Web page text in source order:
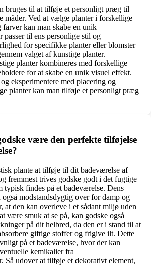
bruges til at tilføje et personligt præg til
måder. Ved at vælge planter i forskellige
farver kan man skabe en unik
passer til ens personlige stil og
for specifikke planter eller blomster
valget af kunstige planter.
planter kombineres med forskellige
for at skabe en unik visuel effekt.
eksperimentere med placering og
planter kan man tilføje et personligt præg
være den perfekte tilføjelse
plante at tilføje til dit badeværelse af
fremmest trives godske godt i det fugtige
typisk findes på et badeværelse. Dens
også modstandsdygtig over for damp og
at den kan overleve i et sådant miljø uden
være smuk at se på, kan godske også
på dit helbred, da den er i stand til at
giftige stoffer og frigive ilt. Dette
på et badeværelse, hvor der kan
kemikalier fra
Så udover at tilføje et dekorativt element,